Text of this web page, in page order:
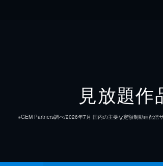
見放題作
※GEM Partners調べ/2026年7⽉ 国内の主要な定額制動画配信